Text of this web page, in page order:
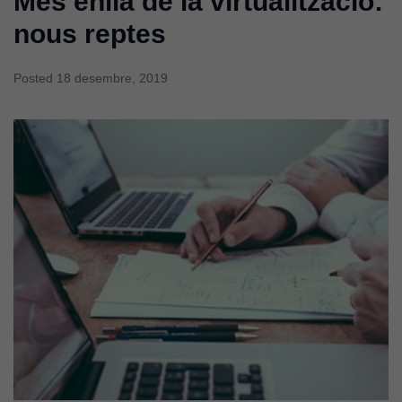
nous reptes
Posted 18 desembre, 2019